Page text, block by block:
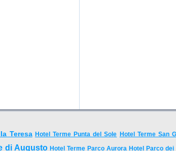
Teresa Hotel Terme Punta del Sole Hotel Terme San
di Augusto Hotel Terme Parco Aurora Hotel Parco